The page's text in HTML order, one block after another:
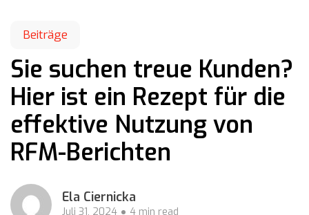
Beiträge
Sie suchen treue Kunden?
Hier ist ein Rezept für die
effektive Nutzung von
RFM-Berichten
Ela Ciernicka
Juli 31, 2024 4 min read